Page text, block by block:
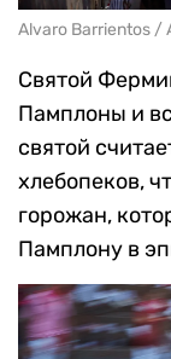
Alvaro Barrientos /
Святой
Памплоны и
святой
хлебопеков,
горожан,
Памплону в